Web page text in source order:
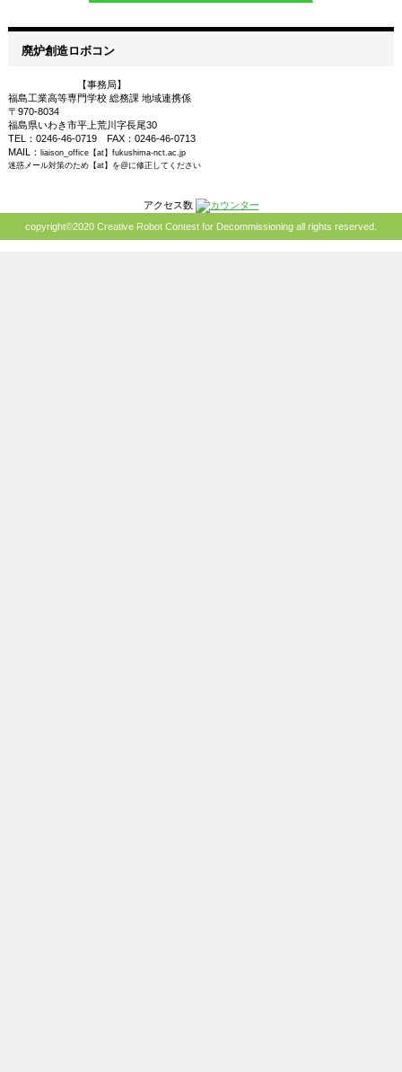
廃炉創造ロボコン
【事務局】
福島工業高等専門学校 総務課 地域連携係
〒970-8034
福島県いわき市平上荒川字長尾30
TEL：0246-46-0719 FAX：0246-46-0713
MAIL：
liaison_office【at】fukushima-nct.ac.jp
迷惑メール対策のため【at】を@に修正してください
アクセス数
copyright©2020 Creative Robot Contest for Decommissioning all rights reserved.